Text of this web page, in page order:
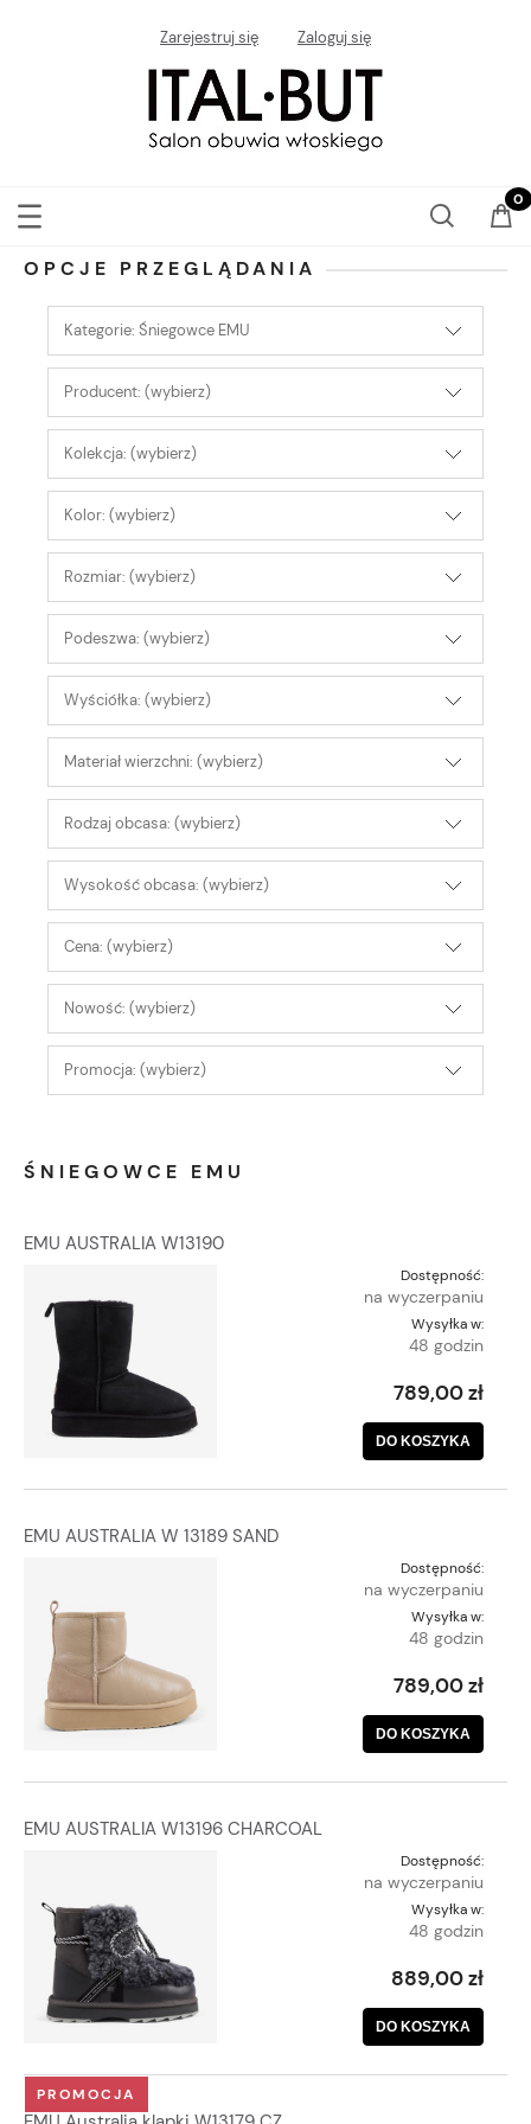
Zarejestruj się Zaloguj się
OPCJE PRZEGLĄDANIA
Kategorie: Śniegowce EMU
Producent: (wybierz)
Kolekcja: (wybierz)
Kolor: (wybierz)
Rozmiar: (wybierz)
Podeszwa: (wybierz)
Wyściółka: (wybierz)
Materiał wierzchni: (wybierz)
Rodzaj obcasa: (wybierz)
Wysokość obcasa: (wybierz)
Cena: (wybierz)
Nowość: (wybierz)
Promocja: (wybierz)
ŚNIEGOWCE EMU
EMU AUSTRALIA W13190
Dostępność:
na wyczerpaniu
Wysyłka w:
48 godzin
789,00 zł
DO KOSZYKA
EMU AUSTRALIA W 13189 SAND
Dostępność:
na wyczerpaniu
Wysyłka w:
48 godzin
789,00 zł
DO KOSZYKA
EMU AUSTRALIA W13196 CHARCOAL
Dostępność:
na wyczerpaniu
Wysyłka w:
48 godzin
889,00 zł
DO KOSZYKA
PROMOCJA